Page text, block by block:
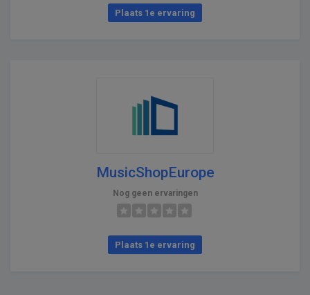
Plaats 1e ervaring
MusicShopEurope
Nog geen ervaringen
Plaats 1e ervaring